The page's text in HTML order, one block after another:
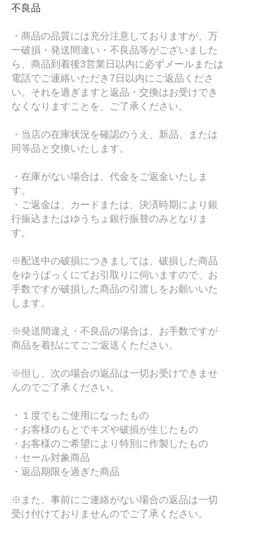
不良品
・商品の品質には充分注意しておりますが、万
一破損・発送間違い・不良品等がございました
ら、商品到着後3営業日以内に必ずメールまたは
電話でご連絡いただき7日以内にご返品くださ
い。それを過ぎますと返品・交換はお受けでき
なくなりますことを、ご了承ください。
・当店の在庫状況を確認のうえ、新品、または
同等品と交換いたします。
・在庫がない場合は、代金をご返金いたしま
す。
・ご返金は、カードまたは、決済時期により銀
行振込またはゆうちょ銀行振替のみとなりま
す。
※配送中の破損につきましては、破損した商品
をゆうぱっくにてお引取りに伺いますので、お
手数ですが破損した商品の引渡しをお願いいた
します。
※発送間違え・不良品の場合は、お手数ですが
商品を着払にてごご返送くたださい。
※但し、次の場合の返品は一切お受けできませ
んのでご了承ください。
・１度でもご使用になったもの
・お客様のもとでキズや破損が生じたもの
・お客様のご希望により特別に作製したもの
・セール対象商品
・返品期限を過ぎた商品
※また、事前にご連絡がない場合の返品は一切
受け付けておりませんのでご了承ください。